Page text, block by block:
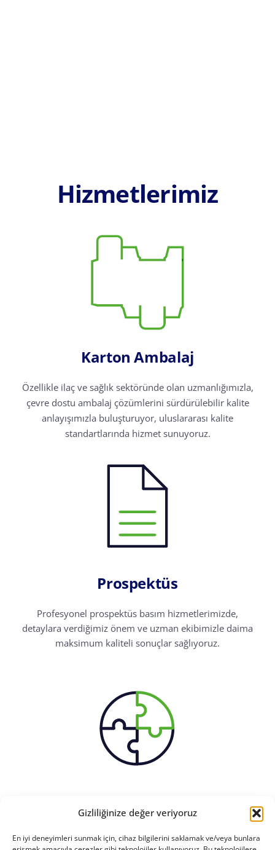
Gizliliğinize değer veriyoruz
En iyi deneyimleri sunmak için, cihaz bilgilerini saklamak ve/veya bunlara
Hizmetlerimiz
Karton Ambalaj
Özellikle ilaç ve sağlık sektöründe olan uzmanlığımızla,
çevre dostu ambalaj çözümlerini sürdürülebilir kalite
anlayışımızla buluşturuyor, uluslararası kalite
standartlarında hizmet sunuyoruz.
Prospektüs
Profesyonel prospektüs basım hizmetlerimizde,
detaylara verdiğimiz önem ve uzman ekibimizle daima
maksimum kaliteli sonuçlar sağlıyoruz.
Özel Hizmetler
Özel hizmetlerimizle markanızın ihtiyaçlarını anlıyor, en